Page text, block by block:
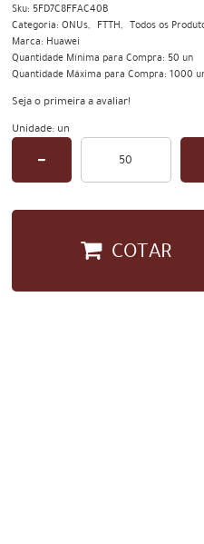
Sku: 5FD7C8FFAC40B
Categoria: ONUs FTTH
Todos os
Marca: Huawei
Quantidade Mínima para Compra: 50 un
Quantidade Máxima para Compra: 1000
Seja o primeira a avaliar!
Unidade: un
COTAR